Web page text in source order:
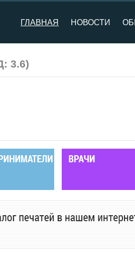
ГЛАВНАЯ НОВОСТИ
3.6)